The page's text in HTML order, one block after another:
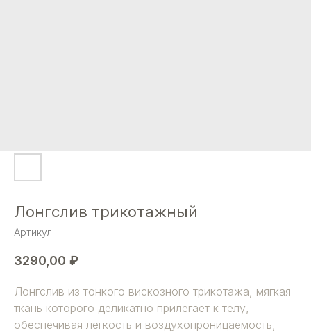
Лонгслив трикотажный
Артикул:
3290,00 ₽
Лонгслив из тонкого вискозного трикотажа, мягкая
ткань которого деликатно прилегает к телу,
обеспечивая легкость и воздухопроницаемость,